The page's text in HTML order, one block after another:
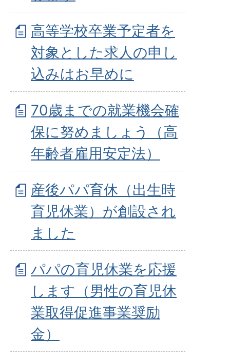
高等学校卒業予定者を
対象とした求人の申し
込みはお早めに
70歳までの就業機会確
保に努めましょう（高
年齢者雇用安定法）
産後パパ育休（出生時
育児休業）が創設され
ました
パパの育児休業を応援
します（男性の育児休
業取得促進事業奨励
金）